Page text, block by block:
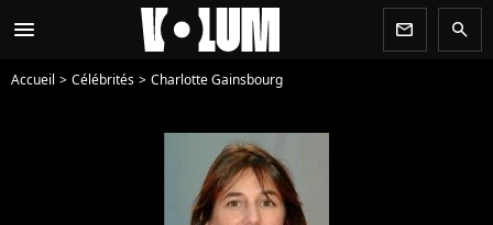
menu newsletter search
Accueil Célébrités Charlotte Gainsbourg